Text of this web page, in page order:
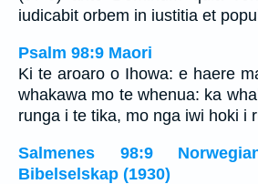
iudicabit orbem in iustitia et
Psalm 98:9 Maori
Ki te aroaro o Ihowa: e haere
whakawa mo te whenua: ka
runga i te tika, mo nga iwi hoki i
Salmenes 98:9
Bibelselskap (1930)